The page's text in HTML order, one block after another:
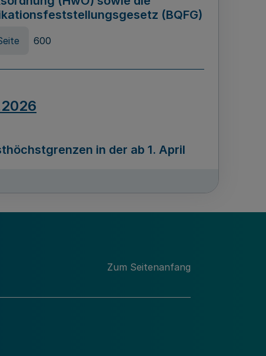
(BQFG)
600
in der ab 1. April
„Mittelstand Innovativ &
Zum Seitenanfang